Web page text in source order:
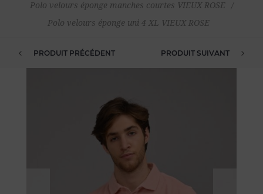
Polo velours éponge manches courtes VIEUX ROSE
/
Polo velours éponge uni 4 XL VIEUX ROSE
PRODUIT PRÉCÉDENT PRODUIT SUIVANT